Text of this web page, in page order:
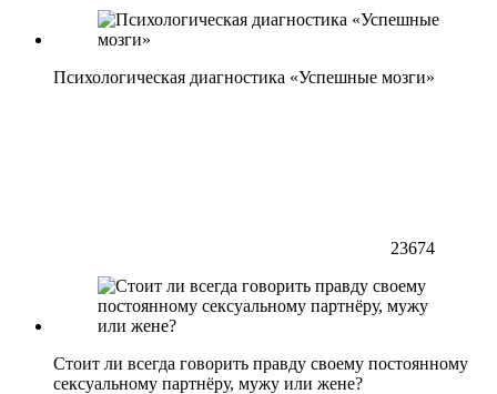
Психологическая диагностика «Успешные мозги»
23674
Стоит ли всегда говорить правду своему постоянному
сексуальному партнёру, мужу или жене?